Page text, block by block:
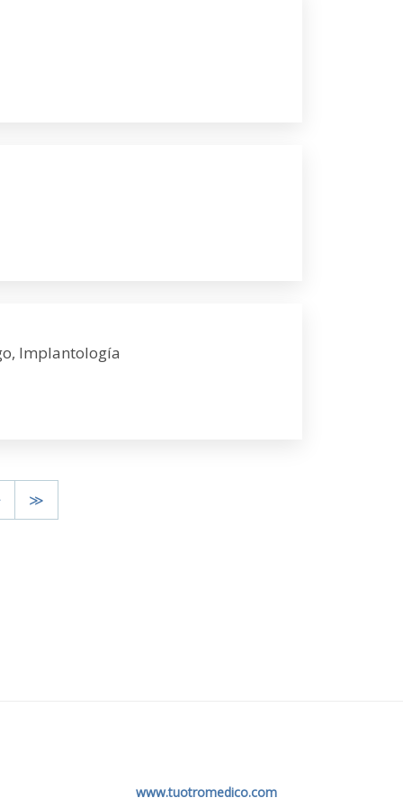
Implantología
≫
www.tuotromedico.com